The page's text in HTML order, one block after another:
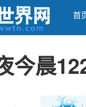
首
今晨